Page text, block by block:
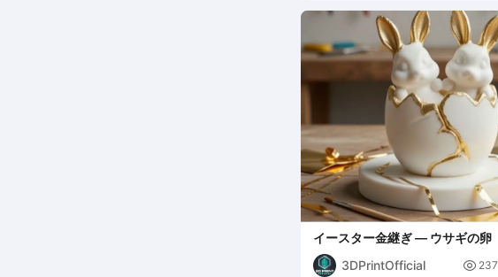
イースター金継ぎ — ウサギの卵
3DPrintOfficial
 237